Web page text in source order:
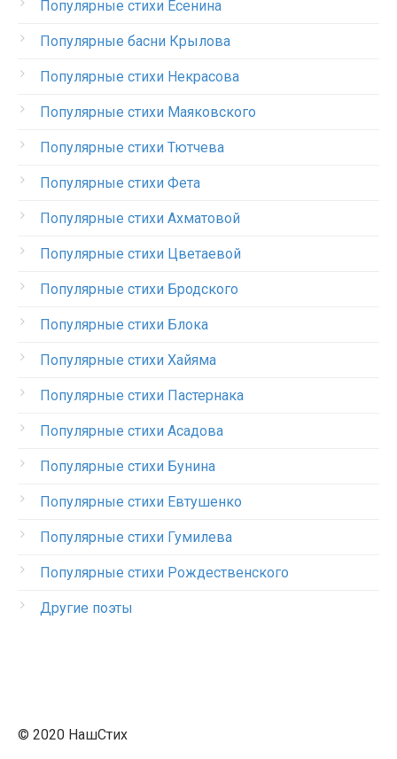
Популярные стихи Есенина
Популярные басни Крылова
Популярные стихи Некрасова
Популярные стихи Маяковского
Популярные стихи Тютчева
Популярные стихи Фета
Популярные стихи Ахматовой
Популярные стихи Цветаевой
Популярные стихи Бродского
Популярные стихи Блока
Популярные стихи Хайяма
Популярные стихи Пастернака
Популярные стихи Асадова
Популярные стихи Бунина
Популярные стихи Евтушенко
Популярные стихи Гумилева
Популярные стихи Рождественского
Другие поэты
© 2020 НашСтих